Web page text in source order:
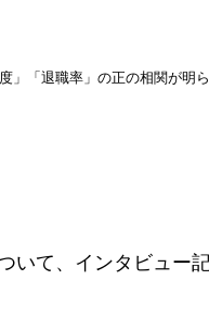
」「退職率」の正の相関が明
いて、インタビュー